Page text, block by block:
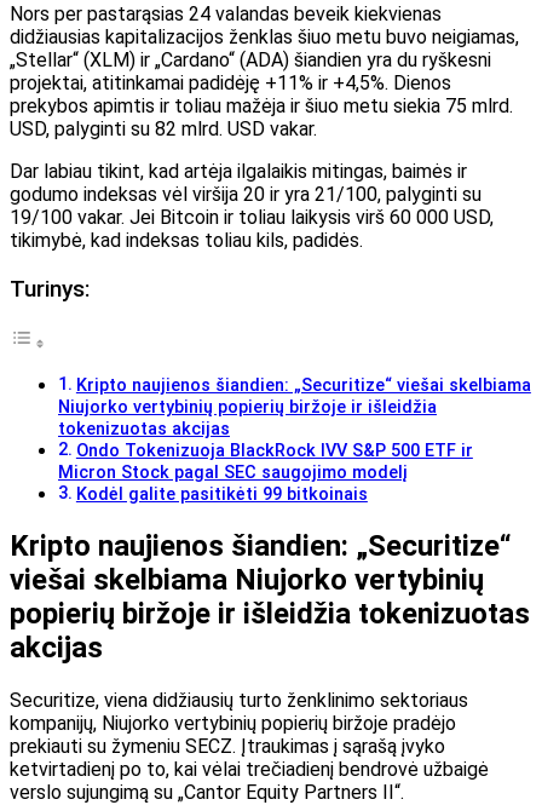
Nors per pastarąsias 24 valandas beveik kiekvienas
didžiausias kapitalizacijos ženklas šiuo metu buvo neigiamas,
„Stellar“ (XLM) ir „Cardano“ (ADA) šiandien yra du ryškesni
projektai, atitinkamai padidėję +11% ir +4,5%. Dienos
prekybos apimtis ir toliau mažėja ir šiuo metu siekia 75 mlrd.
USD, palyginti su 82 mlrd. USD vakar.
Dar labiau tikint, kad artėja ilgalaikis mitingas, baimės ir
godumo indeksas vėl viršija 20 ir yra 21/100, palyginti su
19/100 vakar. Jei Bitcoin ir toliau laikysis virš 60 000 USD,
tikimybė, kad indeksas toliau kils, padidės.
Turinys:
Kripto naujienos šiandien: „Securitize“ viešai skelbiama
Niujorko vertybinių popierių biržoje ir išleidžia
tokenizuotas akcijas
Ondo Tokenizuoja BlackRock IVV S&P 500 ETF ir
Micron Stock pagal SEC saugojimo modelį
Kodėl galite pasitikėti 99 bitkoinais
Kripto naujienos šiandien: „Securitize“
viešai skelbiama Niujorko vertybinių
popierių biržoje ir išleidžia tokenizuotas
akcijas
Securitize, viena didžiausių turto ženklinimo sektoriaus
kompanijų, Niujorko vertybinių popierių biržoje pradėjo
prekiauti su žymeniu SECZ. Įtraukimas į sąrašą įvyko
ketvirtadienį po to, kai vėlai trečiadienį bendrovė užbaigė
verslo sujungimą su „Cantor Equity Partners II“.